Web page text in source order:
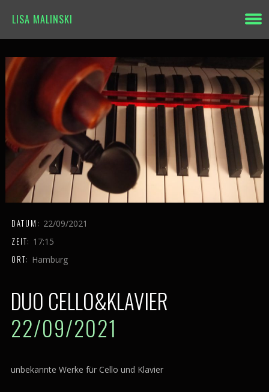
LISA MALINSKI
DATUM: 22/09/2021
ZEIT: 17:15
ORT: Hamburg
DUO CELLO&KLAVIER
22/09/2021
unbekannte Werke für Cello und Klavier